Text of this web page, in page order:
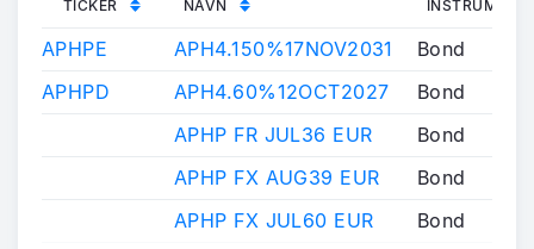
TICKER NAVN
APHPE APH4.150%17NOV2031
Bond
APHPD
APH4.60%12OCT2027
Bond
APHP FR JUL36 EUR
Bond
APHP FX AUG39 EUR
Bond
APHP FX JUL60 EUR
Bond